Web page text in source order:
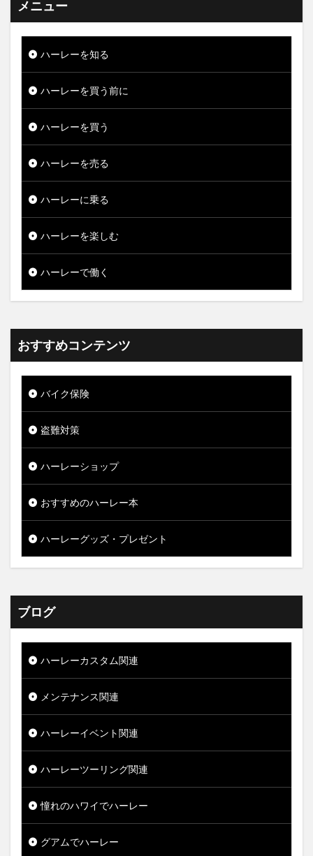
メニュー
ハーレーを知る
ハーレーを買う前に
ハーレーを買う
ハーレーを売る
ハーレーに乗る
ハーレーを楽しむ
ハーレーで働く
おすすめコンテンツ
バイク保険
盗難対策
ハーレーショップ
おすすめのハーレー本
ハーレーグッズ・プレゼント
ブログ
ハーレーカスタム関連
メンテナンス関連
ハーレーイベント関連
ハーレーツーリング関連
憧れのハワイでハーレー
グアムでハーレー